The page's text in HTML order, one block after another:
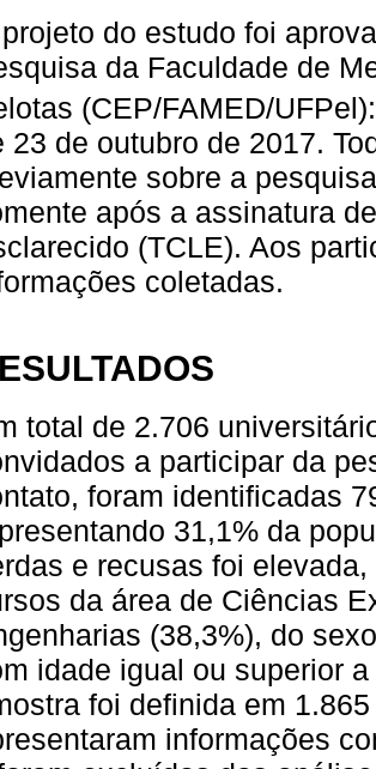
do estudo foi
da Faculdade de
(CEP/FAMED/
23 de outubro de 2017.
sobre a
após a assinatura
(TCLE). Aos
coletadas.
total de 2.706
a participar da
foram identificadas
31,1% da
e recusas foi
da área de Ciências
(38,3%), do
idade igual ou superior
foi definida em
informações